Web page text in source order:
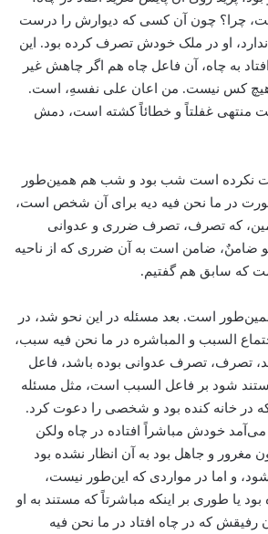
چرا؟ چون آن کسی که دیوارش را درست
او در ملک خودش تصرف کرده بود. این
به چاه، آن فاعل چاه هم اگر چاهش غیر
هیچ کس نیست. من اعان علی نفسهِ، است.
منتهی غفلتاً و خطائاً کشته است، دمش
نکرده است شب بود و شب هم همین‌طور
در ما نحن فیه دیه برای آن شخص است،
که تصرف، تصرف ضرری و عدوانی
ضامنٌ، ضامن است به آن ضرری که از ناحیه
که سابق هم گفتیم.
است. بعد مسئله در این نحو شد، در
السبب و المباشره در ما نحن فیه سبب،
تصرف، تصرف عدوانی بوده باشد، فاعل
شود بر فاعل السبب است، مثل مسئله
در خانه کنده بود و شخصی را دعوت کرد.
خودش مباشراً افتاده در چاه ولکن
و جاهل بود به آن انظار نشده بود
و اما در مواردی که این‌طور نیست،
یا طوری بر اینکه مباشرتاً که مستند به او
که در چاه افتاد در ما نحن فیه